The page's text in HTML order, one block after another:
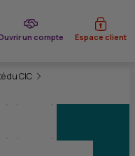
le site
un compte
du CIC Espace client
du CIC